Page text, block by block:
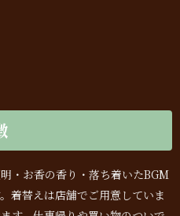
・お香の香り・落ち着いたBGM
着替えは店舗でご用意していま